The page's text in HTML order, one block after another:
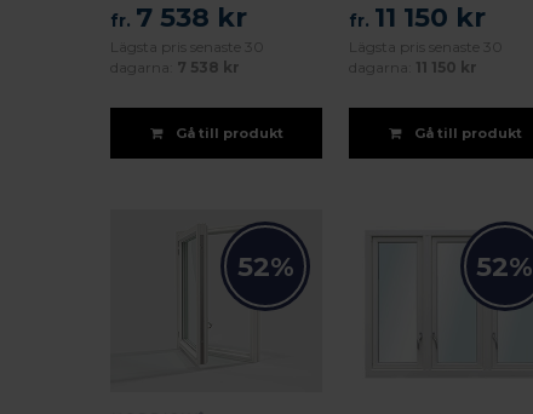
fr. 7 538 kr
Lägsta pris senaste 30
dagarna: 7 538 kr
Gå till produkt
fr. 11 150 kr
Lägsta pris senaste 30
dagarna: 11 150 kr
Gå till produkt
52% 52%